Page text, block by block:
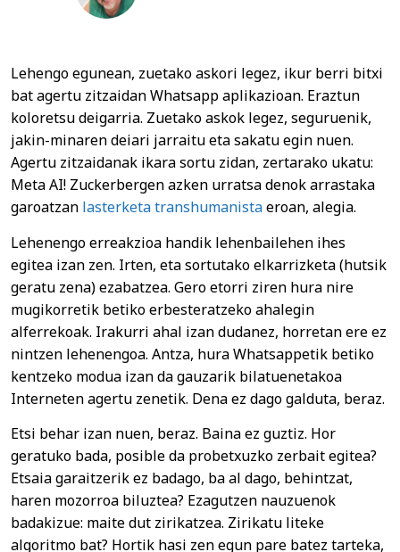
Lehengo egunean, zuetako askori legez, ikur berri bitxi
bat agertu zitzaidan Whatsapp aplikazioan. Eraztun
koloretsu deigarria. Zuetako askok legez, seguruenik,
jakin-minaren deiari jarraitu eta sakatu egin nuen.
Agertu zitzaidanak ikara sortu zidan, zertarako ukatu:
Meta AI! Zuckerbergen azken urratsa denok arrastaka
garoatzan lasterketa transhumanistaeroan, alegia.
Lehenengo erreakzioa handik lehenbailehen ihes
egitea izan zen. Irten, eta sortutako elkarrizketa (hutsik
geratu zena) ezabatzea. Gero etorri ziren hura nire
mugikorretik betiko erbesteratzeko ahalegin
alferrekoak. Irakurri ahal izan dudanez, horretan ere ez
nintzen lehenengoa. Antza, hura Whatsappetik betiko
kentzeko modua izan da gauzarik bilatuenetakoa
Interneten agertu zenetik. Dena ez dago galduta, beraz.
Etsi behar izan nuen, beraz. Baina ez guztiz. Hor
geratuko bada, posible da probetxuzko zerbait egitea?
Etsaia garaitzerik ez badago, ba al dago, behintzat,
haren mozorroa biluztea? Ezagutzen nauzuenok
badakizue: maite dut zirikatzea. Zirikatu liteke
algoritmo bat? Hortik hasi zen egun pare batez tarteka,